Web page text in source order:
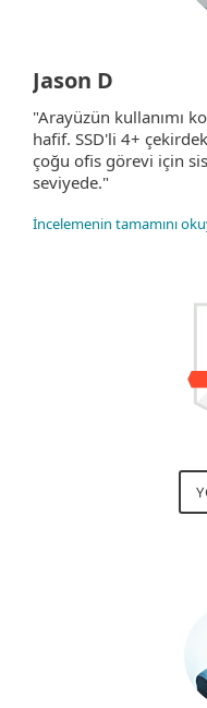
Jason D
"Arayüzün kullanımı
hafif. SSD'li 4+
çoğu ofis görevi için
seviyede."
İncelemenin tamamını